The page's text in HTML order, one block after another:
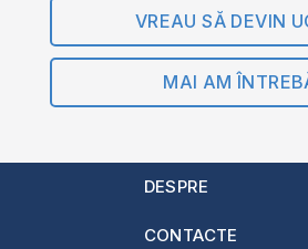
VREAU SĂ DEVIN
MAI AM
DESPRE
CONTACTE